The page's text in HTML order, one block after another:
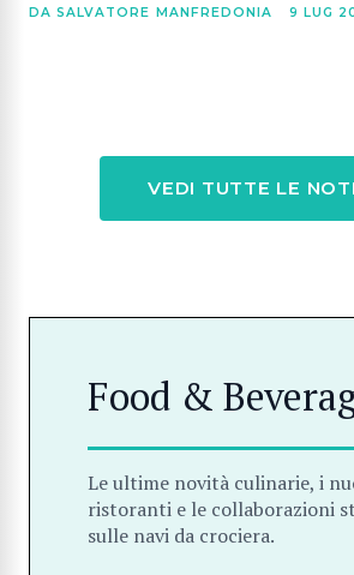
DA SALVATORE MANFREDONIA 9 LUG
VEDI TUTTE LE
Food &
Le ultime novità culinarie, i
ristoranti e le collaborazioni
sulle navi da crociera.